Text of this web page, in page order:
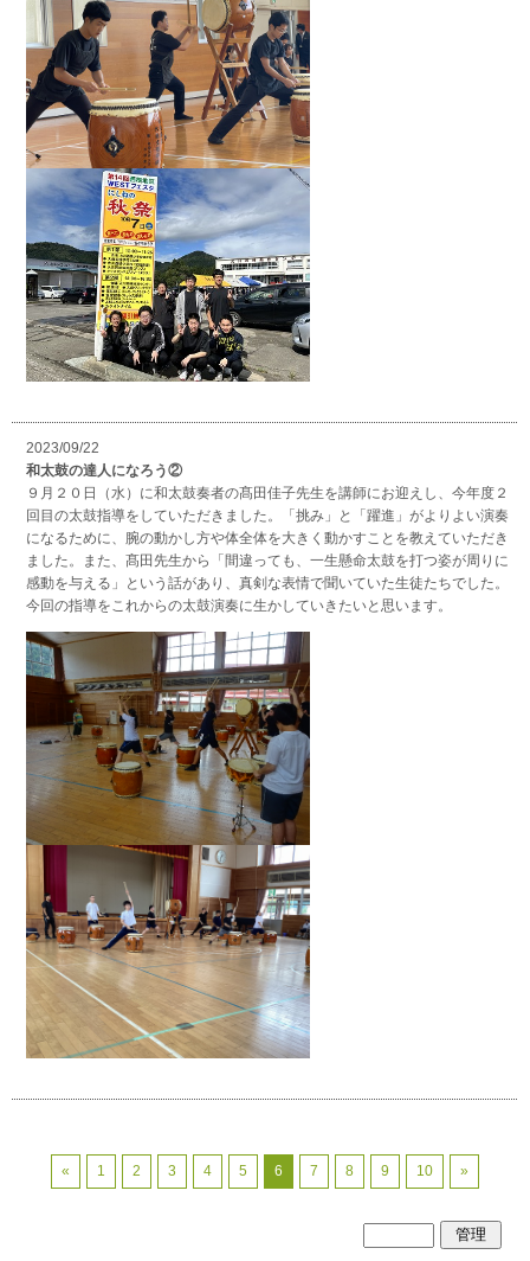
2023/09/22
和太鼓の達人になろう②
９月２０日（水）に和太鼓奏者の髙田佳子先生を講師にお迎えし、今年度２
回目の太鼓指導をしていただきました。「挑み」と「躍進」がよりよい演奏
になるために、腕の動かし方や体全体を大きく動かすことを教えていただき
ました。また、髙田先生から「間違っても、一生懸命太鼓を打つ姿が周りに
感動を与える」という話があり、真剣な表情で聞いていた生徒たちでした。
今回の指導をこれからの太鼓演奏に生かしていきたいと思います。
« 1 2 3 4 5 6 7 8 9 10 »